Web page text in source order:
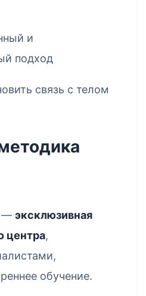
и
подход
связь с телом
— эксклюзивная
центра,
обучение.